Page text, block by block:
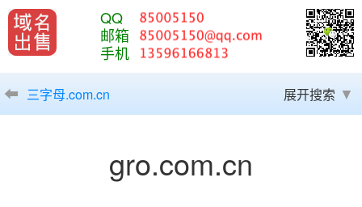
QQ
邮箱
手机
三字母.com.cn 展开搜索
gro.com.cn